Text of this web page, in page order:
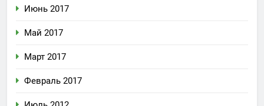
Июнь 2017
Май 2017
Март 2017
Февраль 2017